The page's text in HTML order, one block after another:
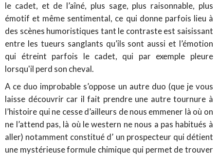
le cadet, et de l’aîné, plus sage, plus raisonnable, plus
émotif et même sentimental, ce qui donne parfois lieu à
des scènes humoristiques tant le contraste est saisissant
entre les tueurs sanglants qu’ils sont aussi et l’émotion
qui étreint parfois le cadet, qui par exemple pleure
lorsqu'il perd son cheval.
A ce duo improbable s’oppose un autre duo (que je vous
laisse découvrir car il fait prendre une autre tournure à
l’histoire qui ne cesse d’ailleurs de nous emmener là où on
ne l’attend pas, là où le western ne nous a pas habitués à
aller) notamment constitué d’ un prospecteur qui détient
une mystérieuse formule chimique qui permet de trouver